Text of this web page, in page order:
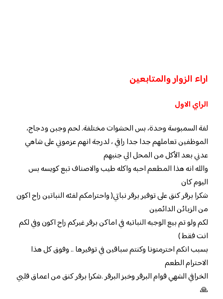
اراء الزوار والمتابعين
الراي الاول
لفة السمبوسة وحدة، بس الحشوات مختلفة. لحم وجبن ودجاج،
الموظفين تعاملهم جدا جدا راقي ، لدرجة انهم عزموني على شاهي
عدني بعد الأكل من المحل الي جنبهم
والله انه هذا المطعم احبه واكله طيب والاصناف تبع كويسه بس
اليوم كان
شكرا برقر كنق على توفير برقر نباتي( واحترامكم لفئه النباتين راح اكون
من الزبائن الدائمين
لكم ولو تم بيع الوجبه النباتيه في اماكن برقر غيركم راح اكون وفي لكم
انت فقط )
بسبب انكم احترمتونا وكنتم سباقين في توفيرها .. وفوق كل هذا
الاحترام الطعم
الخرافي الشهي قوام البرقر وخبز البرقر .شكرا برقر كنق من اعماق قلبي
🙏